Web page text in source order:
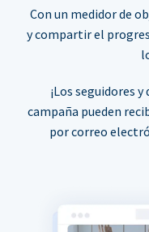
Con un medidor de
y compartir el
¡Los seguidores
campaña pueden
por correo